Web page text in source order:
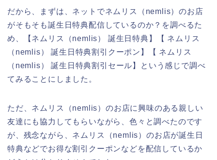
だから、まずは、ネットでネムリス（nemlis）のお店
がそもそも誕生日特典配信しているのか？を調べるた
め、【ネムリス（nemlis） 誕生日特典】【 ネムリス
（nemlis） 誕生日特典割引クーポン】【 ネムリス
（nemlis） 誕生日特典割引セール】という感じで調べ
てみることにしました。
ただ、ネムリス（nemlis）のお店に興味のある親しい
友達にも協力してもらいながら、色々と調べたのです
が、残念ながら、ネムリス（nemlis）のお店が誕生日
特典などでお得な割引クーポンなどを配信しているか